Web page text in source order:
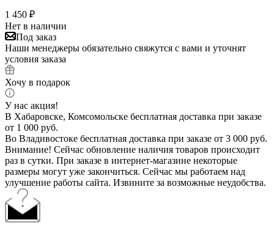
1 450 ₽
Нет в наличии
Под заказ
Наши менеджеры обязательно свяжутся с вами и уточнят
условия заказа
Хочу в подарок
У нас акция!
В Хабаровске, Комсомольске бесплатная доставка при заказе
от 1 000 руб.
Во Владивостоке бесплатная доставка при заказе от 3 000 руб.
Внимание! Сейчас обновление наличия товаров происходит
раз в сутки. При заказе в интернет-магазине некоторые
размеры могут уже закончиться. Сейчас мы работаем над
улучшение работы сайта. Извините за возможные неудобства.